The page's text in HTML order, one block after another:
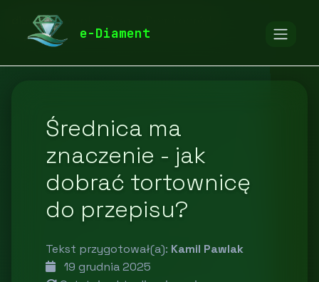
e-Diament
diamentspa.pl
Średnica ma
znaczenie - jak
dobrać tortownicę
do przepisu?
Tekst przygotował(a): Kamil Pawlak
19 grudnia 2025